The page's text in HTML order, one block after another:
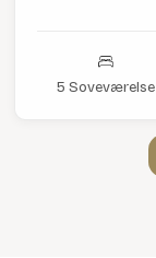
5 Soveværelse